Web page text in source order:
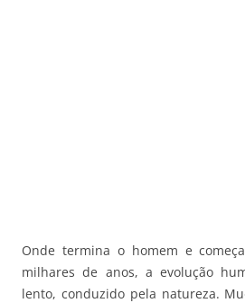
Onde termina o homem e
milhares de anos, a evolução
lento, conduzido pela natureza.